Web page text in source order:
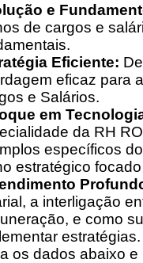
e
de cargos e
Eficiente:
eficaz para
e Salários.
em
da RH
específicos
estratégico
a interligação
e como
estratégias.
os dados abaixo e